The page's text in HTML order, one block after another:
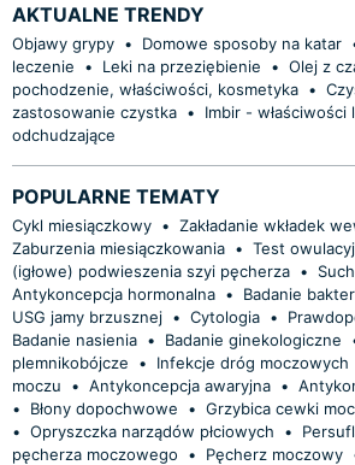
AKTUALNE TRENDY
Objawy grypy • Domowe sposoby na katar
leczenie
• Leki na przeziębienie • Olej z
pochodzenie, właściwości, kosmetyka •
zastosowanie czystka •
Imbir - właściwości
odchudzające
POPULARNE TEMATY
Cykl miesiączkowy • Zakładanie wkładek
Zaburzenia miesiączkowania • Test
(igłowe) podwieszenia szyi pęcherza •
Antykoncepcja hormonalna • Badanie
USG jamy brzusznej • Cytologia •
Badanie nasienia • Badanie ginekologiczne
plemnikobójcze
• Infekcje dróg moczowych
moczu
• Antykoncepcja awaryjna •
•
Błony dopochwowe • Grzybica cewki
• Opryszczka narządów płciowych •
pęcherza moczowego
• Pęcherz moczowy